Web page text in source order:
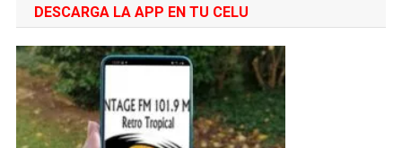
DESCARGA LA APP EN TU CELU